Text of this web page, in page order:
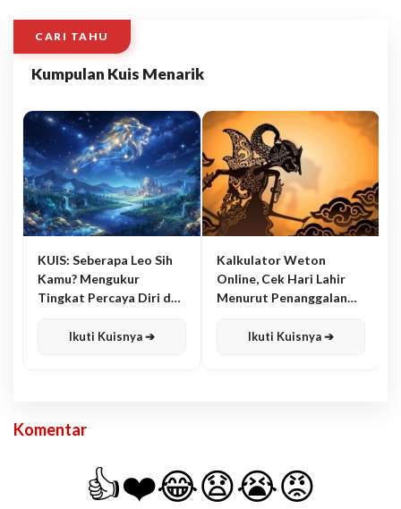
CARI TAHU
Kumpulan Kuis Menarik
KUIS: Seberapa Leo Sih
Kamu? Mengukur
Tingkat Percaya Diri dan
Ikuti Kuisnya ➔
Kalkulator Weton
Online, Cek Hari Lahir
Menurut Penanggalan
Ikuti Kuisnya ➔
Komentar
👍❤️😂😧😭😡